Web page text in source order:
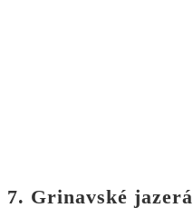
7. Grinavské jazerá